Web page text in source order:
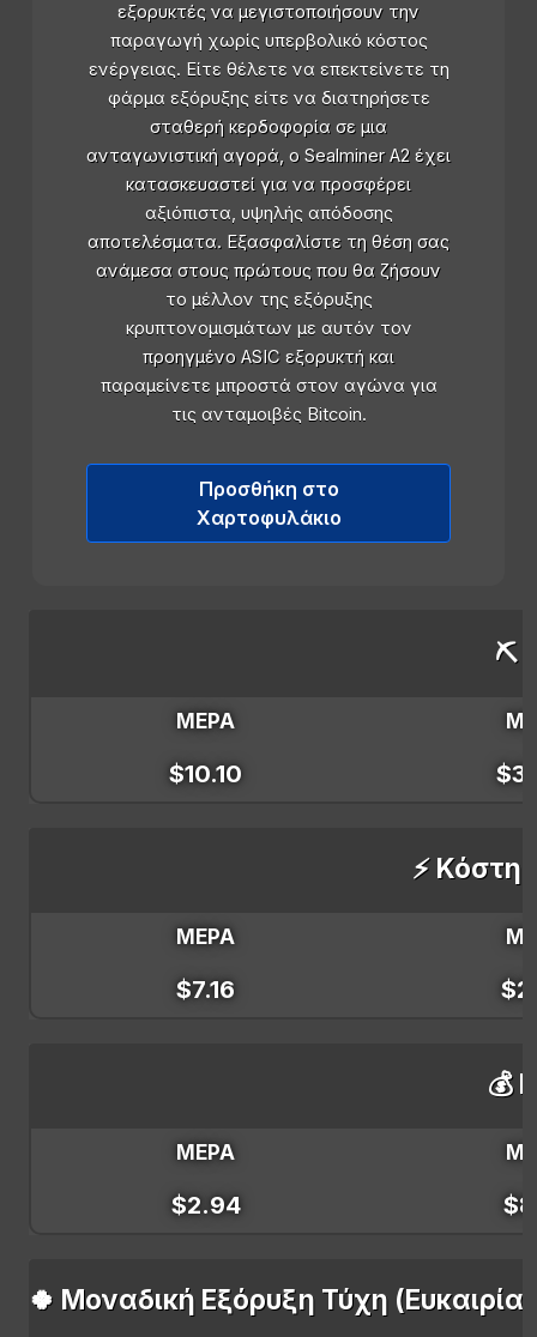
εξορυκτές να μεγιστοποιήσουν την
παραγωγή χωρίς υπερβολικό κόστος
ενέργειας. Είτε θέλετε να επεκτείνετε τη
φάρμα εξόρυξης είτε να διατηρήσετε
σταθερή κερδοφορία σε μια
ανταγωνιστική αγορά, ο Sealminer A2 έχει
κατασκευαστεί για να προσφέρει
αξιόπιστα, υψηλής απόδοσης
αποτελέσματα. Εξασφαλίστε τη θέση σας
ανάμεσα στους πρώτους που θα ζήσουν
το μέλλον της εξόρυξης
κρυπτονομισμάτων με αυτόν τον
προηγμένο ASIC εξορυκτή και
παραμείνετε μπροστά στον αγώνα για
τις ανταμοιβές Bitcoin.
Προσθήκη στο
Χαρτοφυλάκιο
⛏️
ΜΕΡΑ
$10.10
⚡ Κόστη
ΜΕΡΑ
$7.16
💰
ΜΕΡΑ
$2.94
🍀 Μοναδική Εξόρυξη Τύχη